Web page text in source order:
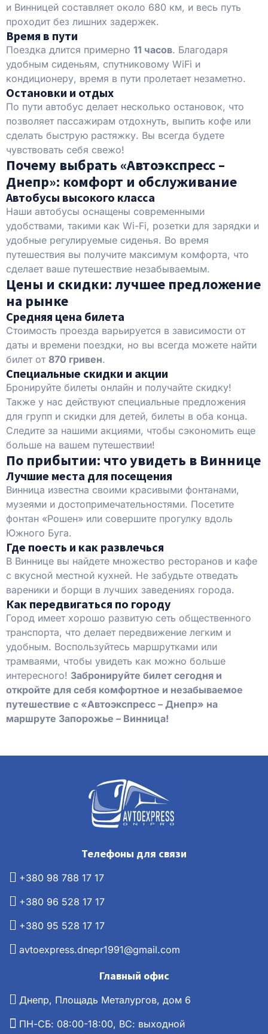
и Винницей составляет около 680 км, и весь путь
проходит без лишних задержек.
Время в пути
Поездка длится примерно 11 часов. Благодаря
удобным сиденьям, спутниковому WiFi и
кондиционеру, время в пути пролетает незаметно.
Остановки и отдых
По пути автобус делает несколько остановок, что
позволяет пассажирам отдохнуть, выпить кофе или
сделать быструю растяжку. Вы всегда будете
чувствовать себя свежо!
Почему выбрать «Автоэкспресс –
Днепр»: комфорт и обслуживание
Автобусы высокого класса
Наши автобусы оснащены современными
удобствами, такими как Wi-Fi, розетки для зарядки и
удобные регулируемые сиденья. Во время
путешествия вы получите максимум комфорта, что
сделает ваше путешествие незабываемым.
Цены и скидки: лучшее предложение
на рынке
Средняя цена билета
Стоимость проезда варьируется в зависимости от
даты и времени поездки, но вы всегда можете найти
билет от 870 гривен.
Специальные скидки и акции
Бронируйте билеты онлайн и получайте скидку!
Также у нас действуют специальные предложения
для групп и скидки для детей, билеты в оба конца.
Следите за нашими акциями, чтобы сэкономить еще
больше на вашем путешествии!
По прибытии: что увидеть в Виннице
Лучшие места для посещения
Винница известна своими красивыми фонтанами,
музеями и достопримечательностями. Посетите
фонтан «Рошен» или совершите прогулку вдоль
Южного Буга.
Где поесть и как развлечься
В Виннице вы найдете множество ресторанов и кафе
с вкусной местной кухней. Не забудьте отведать
вареники и борщи в лучших заведениях города.
Как передвигаться по городу
Город имеет хорошо развитую сеть общественного
транспорта, что делает передвижение легким и
удобным. Воспользуйтесь маршрутками или
трамваями, чтобы увидеть как можно больше
интересного! Забронируйте билет сегодня и
откройте для себя комфортное и незабываемое
путешествие с «Автоэкспресс – Днепр» на
маршруте Запорожье – Винница!
Телефоны для связи
+380 98 788 17 17
+380 96 528 17 17
+380 95 528 17 17
avtoexpress.dnepr1991@gmail.com
Главный офис
Днепр, Площадь Металургов, дом 6
ПН-СБ: 08:00-18:00, ВС: выходной